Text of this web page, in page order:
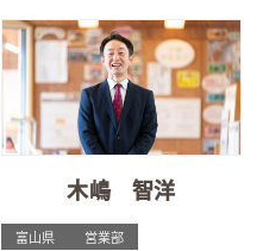
木嶋 智洋
富山県 営業部